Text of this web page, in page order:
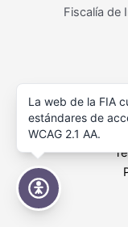
Fiscalía de
Accesibilidad
La web de la FIA
estándares de
WCAG 2.1 AA.